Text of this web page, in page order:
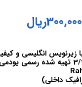
300,000ریال